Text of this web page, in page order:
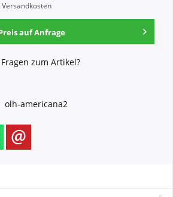
Versandkosten
auf Anfrage
Fragen zum Artikel?
olh-americana2